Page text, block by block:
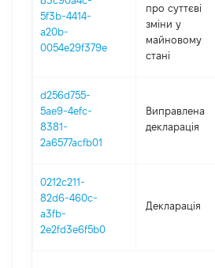
5f3b-4414-
a20b-
0054e29f379e
про суттєві
зміни y
майновому
стані
d256d755-
5ae9-4efc-
8381-
2a6577acfb01
Виправлена
декларація
0212c211-
82d6-460c-
a3fb-
2e2fd3e6f5b0
Декларація